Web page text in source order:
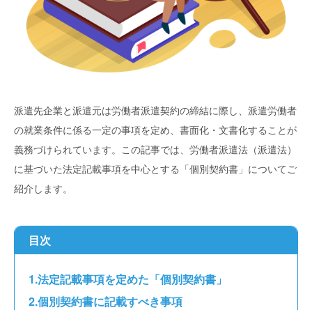
派遣先企業と派遣元は労働者派遣契約の締結に際し、派遣労働者
の就業条件に係る一定の事項を定め、書面化・文書化することが
義務づけられています。この記事では、労働者派遣法（派遣法）
に基づいた法定記載事項を中心とする「個別契約書」についてご
紹介します。
目次
法定記載事項を定めた「個別契約書」
個別契約書に記載すべき事項